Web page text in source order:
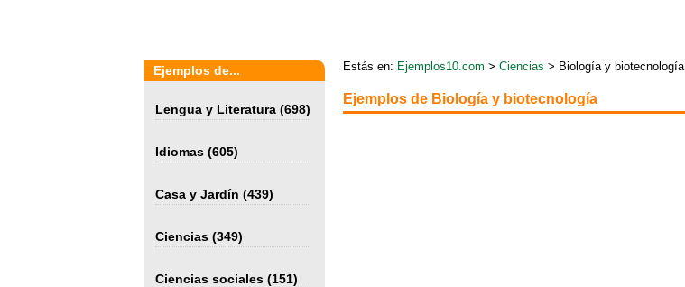
Ejemplos de...
Lengua y Literatura(698)
Idiomas(605)
Casa y Jardín (439)
Ciencias(349)
Ciencias sociales(151)
Estás en: Ejemplos10.com > Ciencias > Biología y biotecnología
Ejemplos de Biología y biotecnología